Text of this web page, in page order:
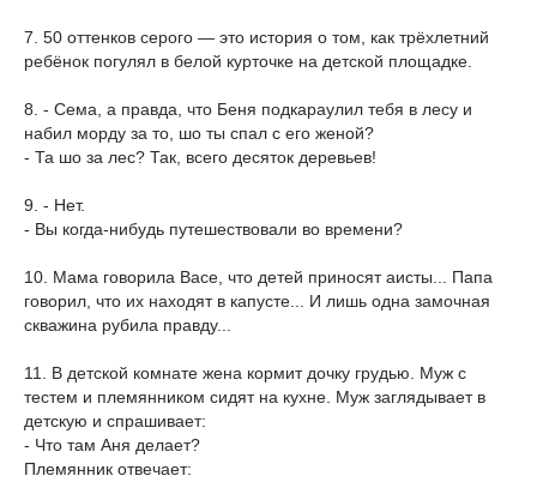
7. 50 оттенков серого — это история о том, как трёхлетний
ребёнок погулял в белой курточке на детской площадке.
8. - Сема, а правда, что Беня подкараулил тебя в лесу и
набил морду за то, шо ты спал с его женой?
- Та шо за лес? Так, всего десяток деревьев!
9. - Нет.
- Вы когда-нибудь путешествовали во времени?
10. Мама говорила Васе, что детей приносят аисты... Папа
говорил, что их находят в капусте... И лишь одна замочная
скважина рубила правду...
11. В детской комнате жена кормит дочку грудью. Муж с
тестем и племянником сидят на кухне. Муж заглядывает в
детскую и спрашивает:
- Что там Аня делает?
Племянник отвечает: